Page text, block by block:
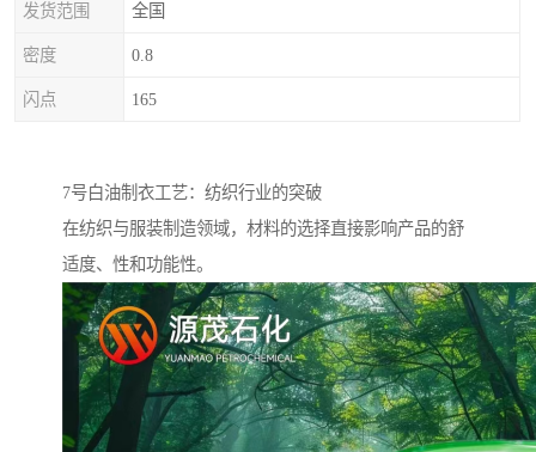
发货范围 全国
密度 0.8
闪点 165
7号白油制衣工艺：纺织行业的突破
在纺织与服装制造领域，材料的选择直接影响产品的舒
适度、性和功能性。